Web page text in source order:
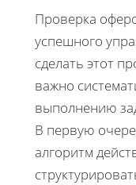
Проверка
успешного
сделать этот
важно
выполнению
В первую
алгоритм